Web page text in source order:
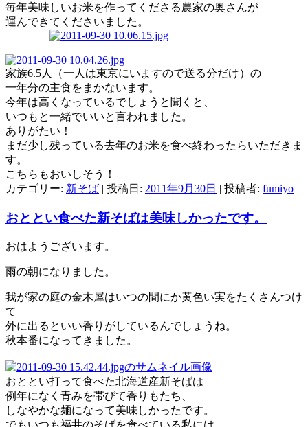
毎年美味しいお米を作ってくださる農家の奥さんが
運んできてくださいました。
家族6.5人（一人は東京にいますので送る分だけ）の
一年分の主食をまかないます。
今年は高くなっているでしょうと聞くと、
いつもと一緒でいいと言われました。
ありがたい！
まだ少し残っている去年のお米を食べ終わったらいただきま
す。
こちらもおいしそう！
カテゴリー: 新そば | 投稿日: 2011年9月30日 | 投稿者: fumiyo
おととい食べた新そばは美味しかったです。
おはようございます。
雨の朝になりました。
我が家の庭の金木犀はいつの間にか黄色い実をたくさんつけ
て
外に出るといい香りがしているんでしょうね。
秋本番になってきました。
おととい打って食べた北海道産新そばは
例年になく青みを帯びて香りもたち、
しなやかな麺になって美味しかったです。